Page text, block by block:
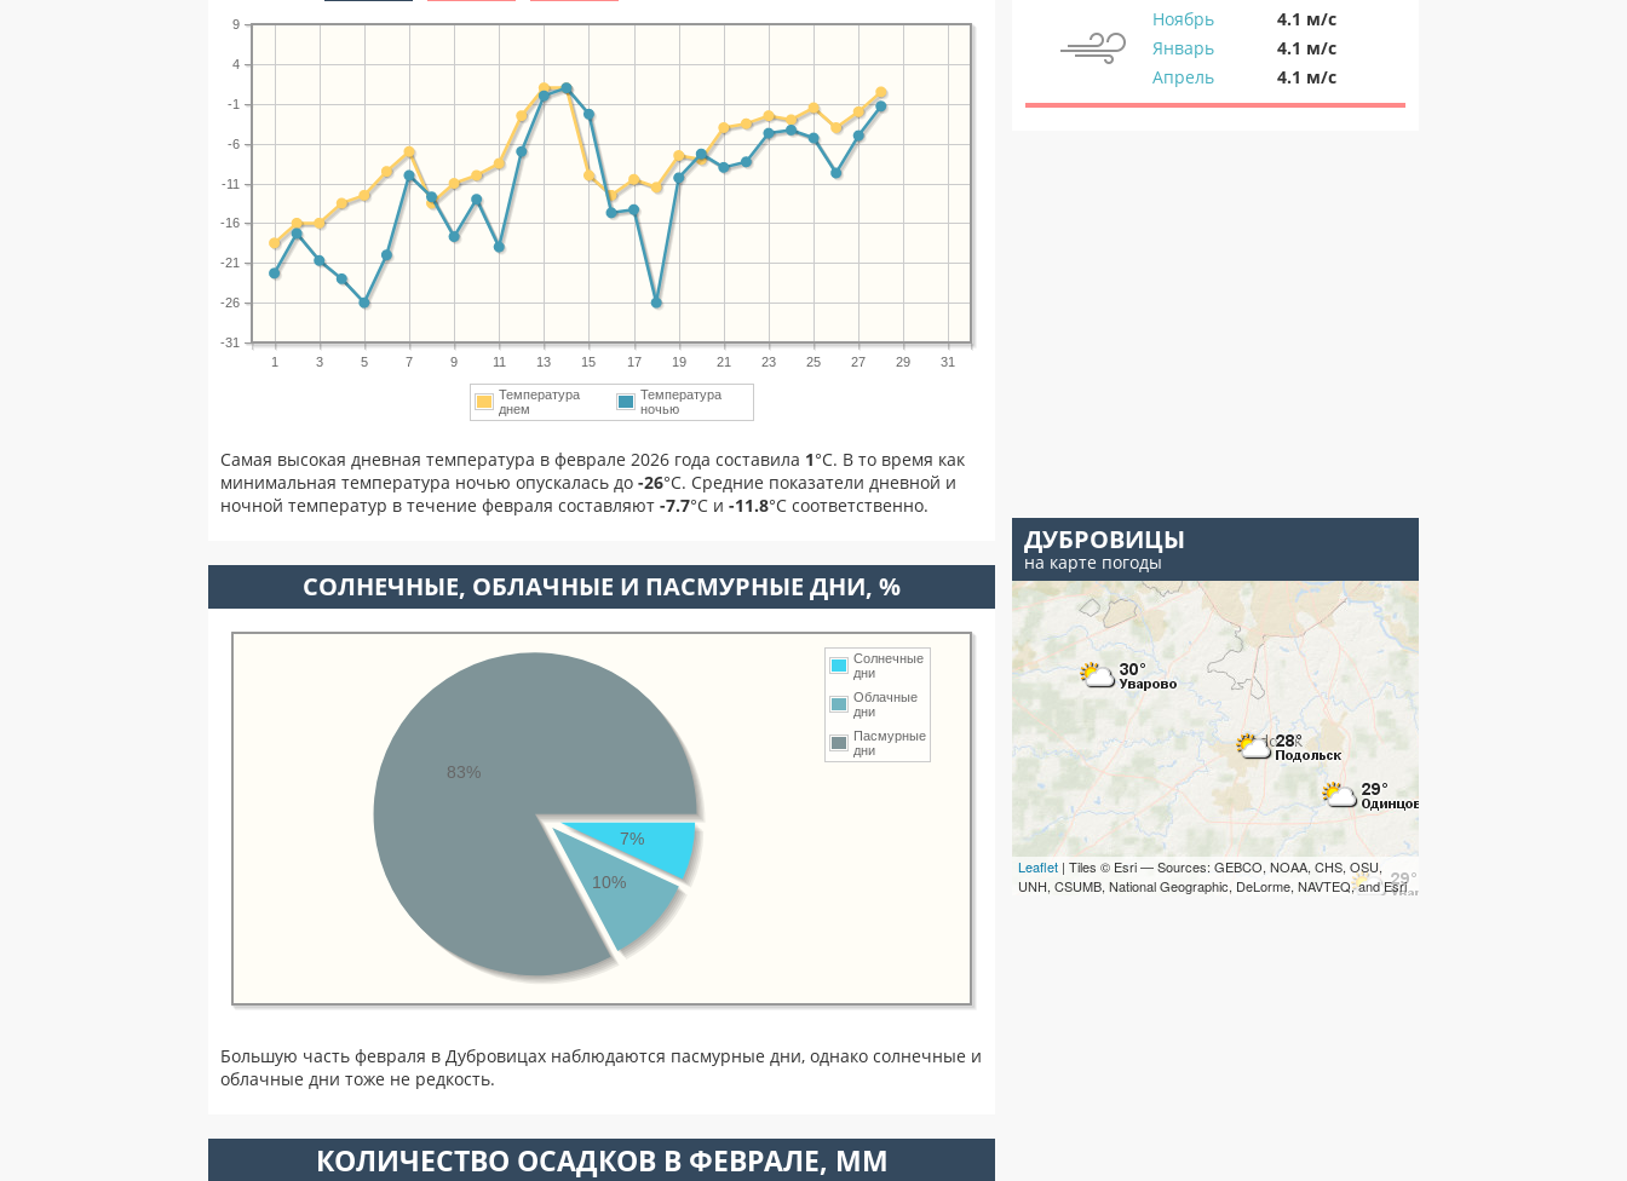
1 3 5 7 9 11 13 15 17 19 21 23 25 27 29 31
-31
-26
-21
-16
-11
-6
-1
4
9
Температура
днем
Температура
ночью
Самая высокая дневная температура в феврале 2026 года составила 1°С. В то время как
минимальная температура ночью опускалась до -26°C. Средние показатели дневной и
ночной температур в течение февраля составляют -7.7°С и -11.8°С соответственно.
CОЛНЕЧНЫЕ, ОБЛАЧНЫЕ И ПАСМУРНЫЕ ДНИ, %
Солнечные
дни
Облачные
дни
Пасмурные
дни
7%
10%
83%
Большую часть февраля в Дубровицах наблюдаются пасмурные дни, однако солнечные и
облачные дни тоже не редкость.
КОЛИЧЕСТВО ОСАДКОВ В ФЕВРАЛЕ, ММ
Ноябрь
4.1 м/с
Январь
4.1 м/с
Апрель
4.1 м/с
ДУБРОВИЦЫ
на карте погоды
Leaflet | Tiles © Esri — Sources: GEBCO, NOAA, CHS, OSU,
UNH, CSUMB, National Geographic, DeLorme, NAVTEQ, and Esri